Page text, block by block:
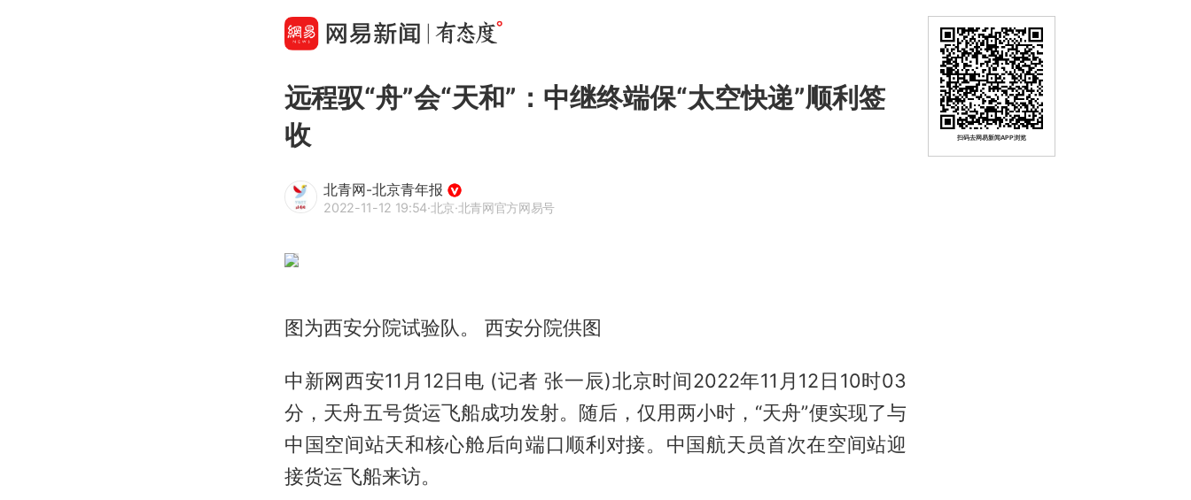
远程驭“舟”会“天和”：中继终端保“太空快递”顺利签
收
北青网-北京青年报
2022-11-12 19:54·北京·北青网官方网易号
图为西安分院试验队。 西安分院供图
中新网西安11月12日电 (记者 张一辰)北京时间2022年11月12日10时03
分，天舟五号货运飞船成功发射。随后，仅用两小时，“天舟”便实现了与
中国空间站天和核心舱后向端口顺利对接。中国航天员首次在空间站迎
接货运飞船来访。
扫码去网易新闻APP浏览